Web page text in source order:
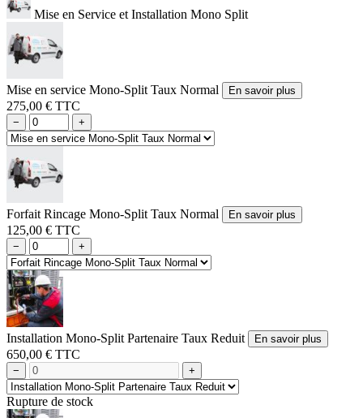
Mise en Service et Installation Mono Split
Mise en service Mono-Split Taux Normal En savoir plus
275,00 € TTC
− +
Forfait Rincage Mono-Split Taux Normal En savoir plus
125,00 € TTC
− +
Installation Mono-Split Partenaire Taux Reduit En savoir plus
650,00 € TTC
− +
Rupture de stock